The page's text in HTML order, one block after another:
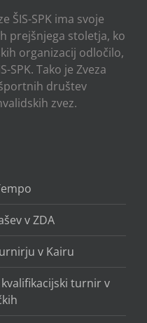
ŠIS-SPK ima svoje
prejšnjega stoletja, ko
organizacij odločilo,
SPK. Tako je Zveza
športnih društev
zvez.
v ZDA
v Kairu
turnir v